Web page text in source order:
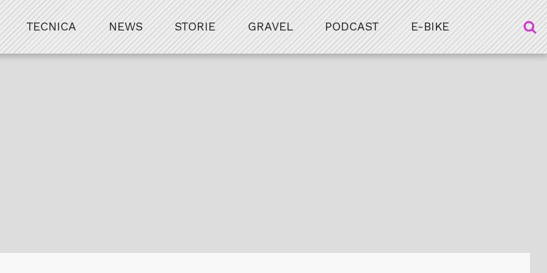
TECNICA NEWS STORIE GRAVEL PODCAST E-BIKE